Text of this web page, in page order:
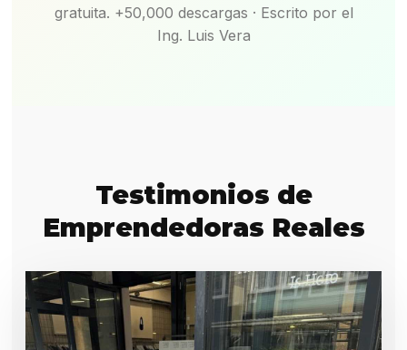
gratuita. +50,000 descargas · Escrito por el
Ing. Luis Vera
Testimonios de
Emprendedoras Reales